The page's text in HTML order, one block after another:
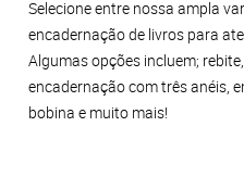
Selecione entre nossa ampla
encadernação de livros para
Algumas opções incluem;
encadernação com três anéis,
bobina e muito mais!